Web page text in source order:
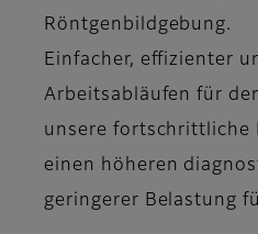
Röntgenbildgebung.
Einfacher, effizienter
Arbeitsabläufen für
unsere fortschrittliche
einen höheren
geringerer Belastung